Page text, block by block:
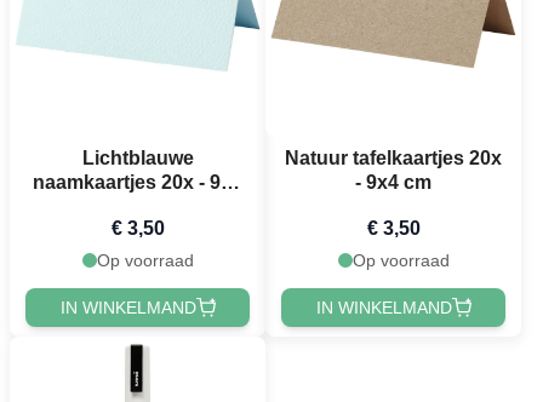
Lichtblauwe
naamkaartjes 20x - 9x4
€ 3,50
Op voorraad
IN WINKELMAND
Natuur tafelkaartjes 20x
- 9x4 cm
€ 3,50
Op voorraad
IN WINKELMAND